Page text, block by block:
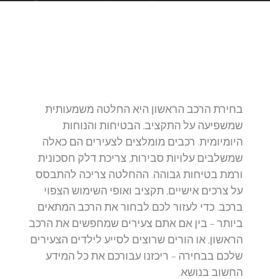
בחירת הרכב הראשון היא החלטה משמעותית
שמשפיעה על התקציב, הבטיחות והנוחות
היומיומית. רכבים מומלצים לצעירים הם כאלה
שמשלבים עלויות סבירות, צריכת דלק חסכונית
ורמת בטיחות גבוהה. ההחלטה צריכה להתבסס
על צרכים אישיים, תקציב ואופי השימוש הצפוי
ברכב. כדי לעזור לכם לבחור את הרכב המתאים
ביותר – בין אם אתם צעירים שמחפשים את הרכב
הראשון, או הורים שרוצים לסייע לילדים הצעירים
שלכם בבחירה – ריכזנו עבורכם את כל המידע
החשוב בנושא.